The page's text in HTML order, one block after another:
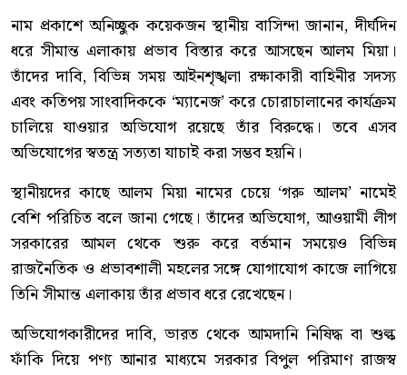
নাম প্রকাশে অনিচ্ছুক কয়েকজন স্থানীয় বাসিন্দা জানান, দীর্ঘদিন
ধরে সীমান্ত এলাকায় প্রভাব বিস্তার করে আসছেন আলম মিয়া।
তাঁদের দাবি, বিভিন্ন সময় আইনশৃঙ্খলা রক্ষাকারী বাহিনীর সদস্য
এবং কতিপয় সাংবাদিককে ‘ম্যানেজ’ করে চোরাচালানের কার্যক্রম
চালিয়ে যাওয়ার অভিযোগ রয়েছে তাঁর বিরুদ্ধে। তবে এসব
অভিযোগের স্বতন্ত্র সত্যতা যাচাই করা সম্ভব হয়নি।
স্থানীয়দের কাছে আলম মিয়া নামের চেয়ে ‘গরু আলম’ নামেই
বেশি পরিচিত বলে জানা গেছে। তাঁদের অভিযোগ, আওয়ামী লীগ
সরকারের আমল থেকে শুরু করে বর্তমান সময়েও বিভিন্ন
রাজনৈতিক ও প্রভাবশালী মহলের সঙ্গে যোগাযোগ কাজে লাগিয়ে
তিনি সীমান্ত এলাকায় তাঁর প্রভাব ধরে রেখেছেন।
অভিযোগকারীদের দাবি, ভারত থেকে আমদানি নিষিদ্ধ বা শুল্ক
ফাঁকি দিয়ে পণ্য আনার মাধ্যমে সরকার বিপুল পরিমাণ রাজস্ব